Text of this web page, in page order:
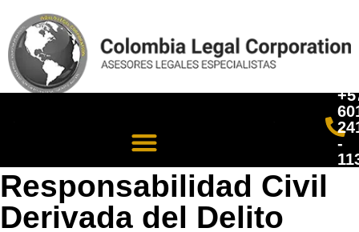
-
Responsabilidad Civil
Derivada del Delito